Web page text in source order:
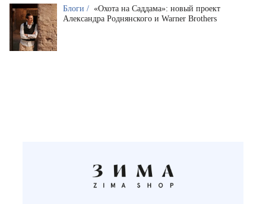
Блоги / «Охота на Саддама»: новый проект
Александра Роднянского и Warner Brothers